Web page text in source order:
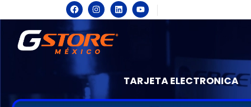
TARJETA ELECTRONICA